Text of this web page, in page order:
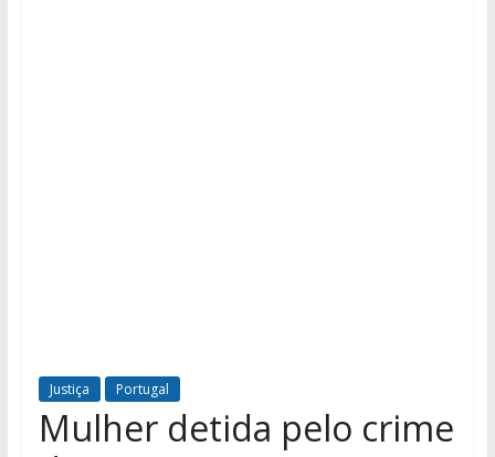
Justiça Portugal
Mulher detida pelo crime